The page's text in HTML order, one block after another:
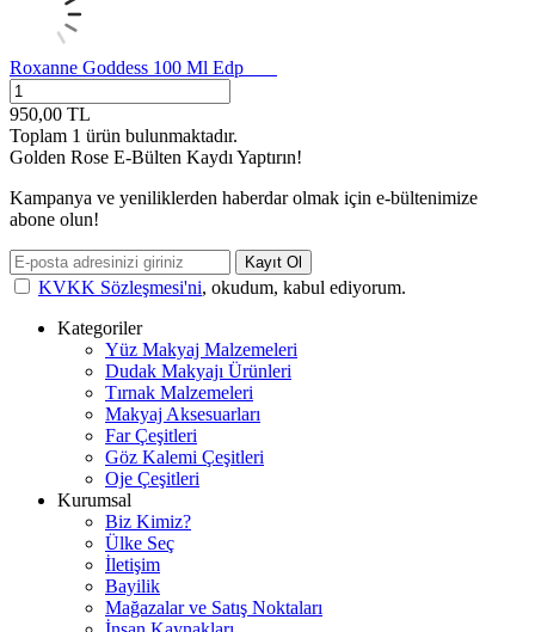
Roxanne Goddess 100 Ml Edp
950,00 TL
Toplam 1 ürün bulunmaktadır.
Golden Rose E-Bülten Kaydı Yaptırın!
Kampanya ve yeniliklerden haberdar olmak için e-bültenimize
abone olun!
Kayıt Ol
KVKK Sözleşmesi'ni, okudum, kabul ediyorum.
Kategoriler
Yüz Makyaj Malzemeleri
Dudak Makyajı Ürünleri
Tırnak Malzemeleri
Makyaj Aksesuarları
Far Çeşitleri
Göz Kalemi Çeşitleri
Oje Çeşitleri
Kurumsal
Biz Kimiz?
Ülke Seç
İletişim
Bayilik
Mağazalar ve Satış Noktaları